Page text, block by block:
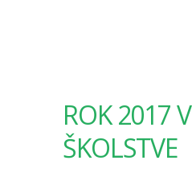
ROK 2017 V
ŠKOLSTVE